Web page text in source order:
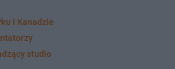
i Kanadzie
studio